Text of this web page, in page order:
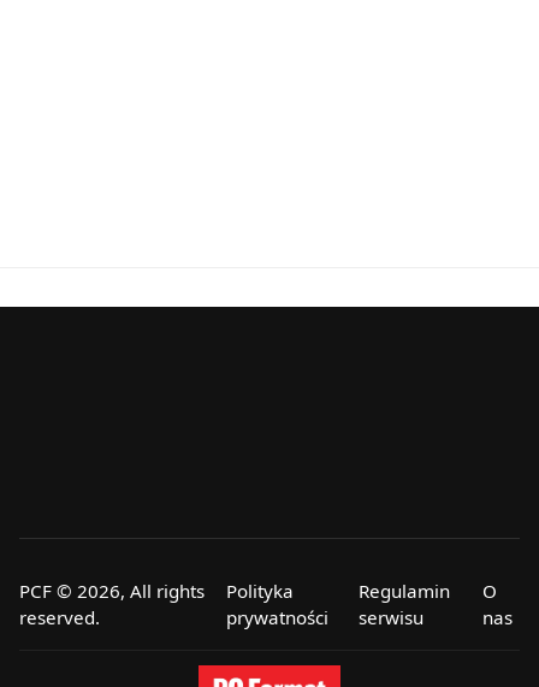
PCF © 2026, All rights
reserved.
Polityka
prywatności
Regulamin
serwisu
O
nas